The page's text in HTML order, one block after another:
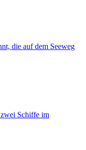
die auf dem Seeweg
Schiffe im